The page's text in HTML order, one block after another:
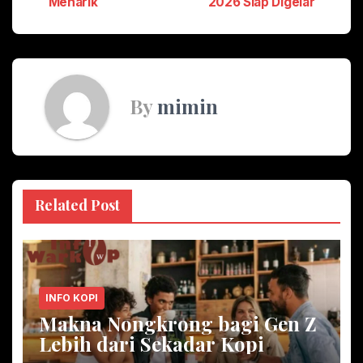
Bymimin
Related Post
INFO KOPI
Makna Nongkrong bagi Gen Z
Lebih dari Sekadar Kopi